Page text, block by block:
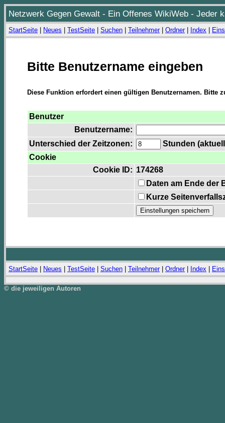
Netzwerk Gegen Gewalt - Ein Offenes WikiWeb - Jeder
StartSeite Neues TestSeite Suchen Teilnehmer| Ordner| Index
Bitte Benutzername eingeben
Diese Funktion erfordert einen gültigen Benutzernamen. Bitte
Benutzer
Benutzername:
Unterschied der Zeitzonen:
Stunden
Cookie
Cookie ID: 174268
Daten am Ende der
Kurze
StartSeite Neues TestSeite Suchen Teilnehmer| Ordner| Index
© die jeweiligen Autoren